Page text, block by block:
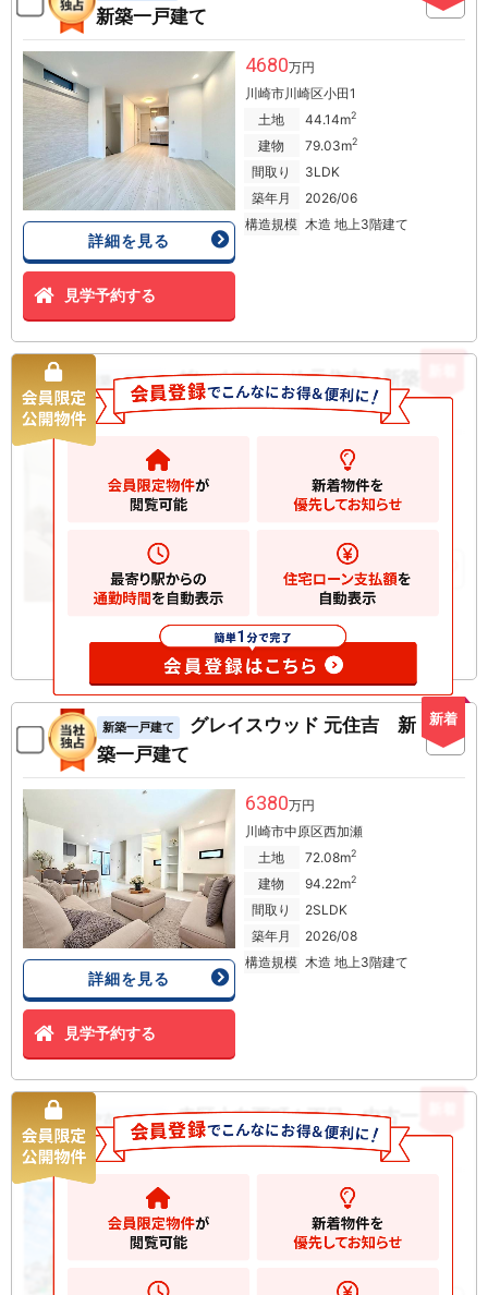
新築一戸建て
詳細を見る
見学予約する
4680万円
川崎市川崎区小田1
土地
44.14m2
建物 79.03m2
間取り
3LDK
築年月
2026/06
構造規模 木造 地上3階建て
新築一戸建て
グレイスウッド 元住吉 新築一戸
建て
川崎市中原区西加瀬
72.08m2
お気に入りに追加
新着
新築一戸建て
グレイスウッド 元住吉 新
築一戸建て
詳細を見る
見学予約する
6380万円
川崎市中原区西加瀬
土地
72.08m2
建物 94.22m2
間取り
2SLDK
築年月
2026/08
構造規模 木造 地上3階建て
中古一戸建て
幸区小向西町１丁目 中古一戸建
て
川崎市幸区小向西町
43.41m2